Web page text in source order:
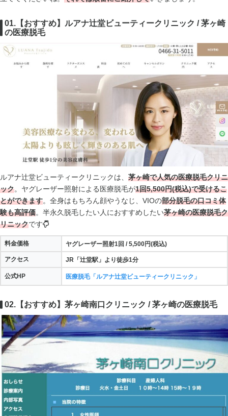
01.【おすすめ】ルアナ辻堂ビューティークリニック / 茅ヶ崎
の医療脱毛
ルアナ辻堂ビューティークリニックは、 茅ヶ崎で人気の医療脱毛クリニ
ック。ヤグレーザー照射による医療脱毛が1回5,500円(税込)で受けるこ
とができます。全身はもちろん顔やうなじ、VIOの部分脱毛の口コミ体
験も高評価。半永久脱毛したい人におすすめしたい茅ヶ崎の医療脱毛ク
リニックです
料金価格 ヤグレーザー照射1回 / 5,500円(税込)
アクセス JR「辻堂駅」より徒歩1分
公式HP 医療脱毛「ルアナ辻堂ビューティークリニック」
02.【おすすめ】茅ヶ崎南口クリニック / 茅ヶ崎の医療脱毛